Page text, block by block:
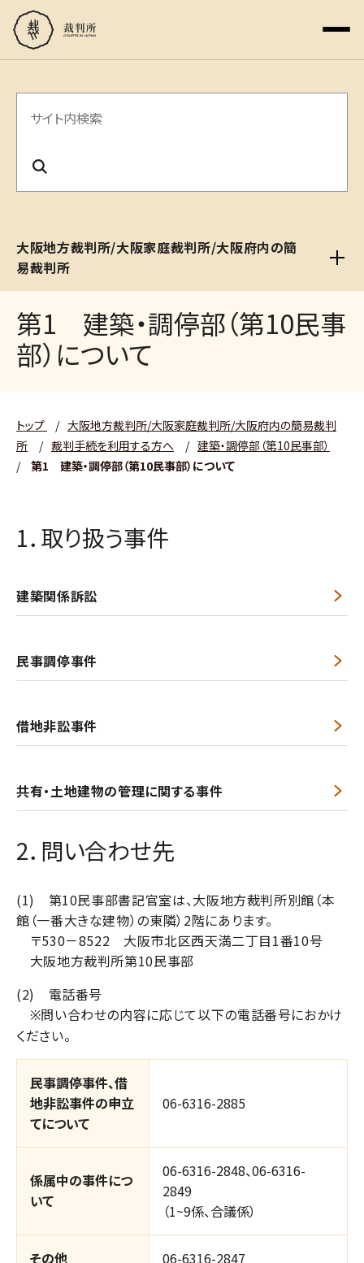
サ
内
索
大阪地方裁判所/大阪家庭裁判所/大阪府内の簡
易裁判所
第1 建築・調停部（第10民事
部）について
トップ / 大阪地方裁判所/大阪家庭裁判所/大阪府内の簡易裁判
所
/ 裁判手続を利用する方へ / 建築・調停部（第10民事部）
/
第1 建築・調停部（第10民事部）について
1．取り扱う事件
建築関係訴訟
民事調停事件
借地非訟事件
共有・土地建物の管理に関する事件
2．問い合わせ先
(1) 第10民事部書記官室は、大阪地方裁判所別館（本
館（一番大きな建物）の東隣） 2階にあります。
〒530－8522 大阪市北区西天満二丁目1番10号
大阪地方裁判所第10民事部
(2) 電話番号
※問い合わせの内容に応じて以下の電話番号におかけ
ください。
民事調停事件、借
地非訟事件の申立
てについて
06-6316-2885
係属中の事件につ
いて
06-6316-2848、06-6316-
2849
（1~9係、合議係）
その他 06-6316-2847